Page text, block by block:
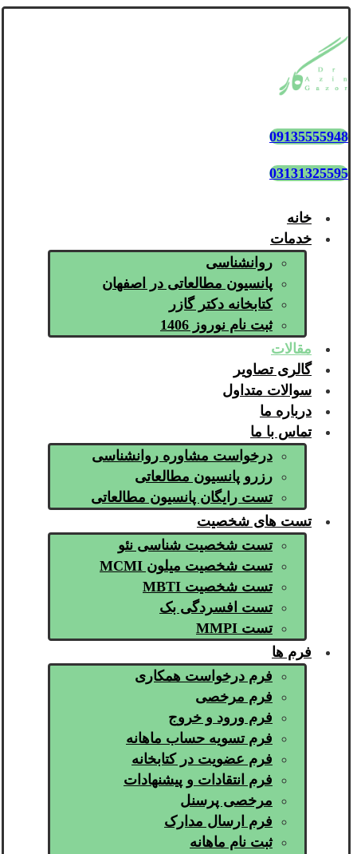
09135555948
03131325595
خانه
خدمات
روانشناسی
پانسیون مطالعاتی در اصفهان
کتابخانه دکتر گازر
ثبت نام نوروز 1406
مقالات
گالری تصاویر
سوالات متداول
درباره ما
تماس با ما
درخواست مشاوره روانشناسی
رزرو پانسیون مطالعاتی
تست رایگان پانسیون مطالعاتی
تست های شخصیت
تست شخصیت شناسی نئو
تست شخصیت میلون MCMI
تست شخصیت MBTI
تست افسردگی بک
تست MMPI
فرم ها
فرم درخواست همکاری
فرم مرخصی
فرم ورود و خروج
فرم تسویه حساب ماهانه
فرم عضویت در کتابخانه
فرم انتقادات و پیشنهادات
مرخصی پرسنل
فرم ارسال مدارک
ثبت نام ماهانه